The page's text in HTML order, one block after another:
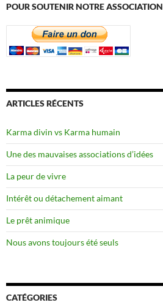
POUR SOUTENIR NOTRE ASSOCIATION
ARTICLES RÉCENTS
Karma divin vs Karma humain
Une des mauvaises associations d’idées
La peur de vivre
Intérêt ou détachement aimant
Le prêt animique
Nous avons toujours été seuls
CATÉGORIES